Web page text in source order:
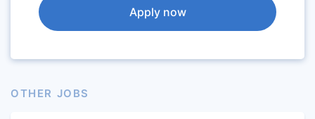
Apply now
OTHER JOBS